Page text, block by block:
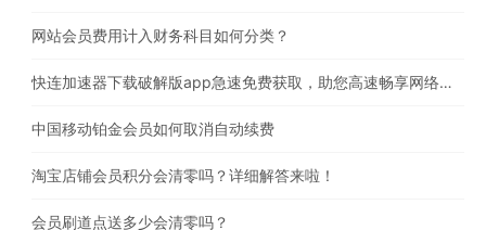
网站会员费用计入财务科目如何分类？
快连加速器下载破解版app急速免费获取，助您高速畅享网络体验
中国移动铂金会员如何取消自动续费
淘宝店铺会员积分会清零吗？详细解答来啦！
会员刷道点送多少会清零吗？